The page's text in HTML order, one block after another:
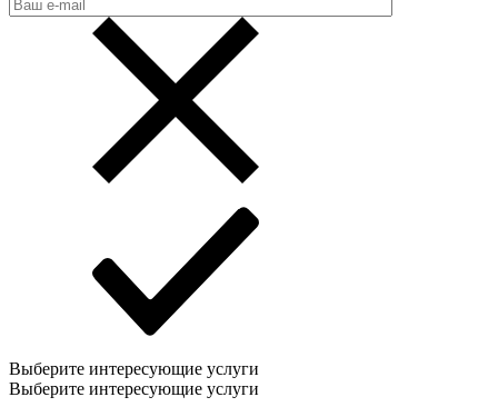
Выберите интересующие услуги
Выберите интересующие услуги